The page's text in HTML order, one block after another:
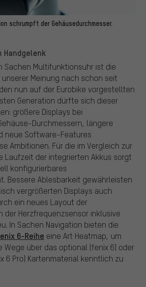
schrumpft der Gehäusedurchmesser.
Handgelenk
Sachen Multifunktionsuhr ist die
Meinung nach schon seit
nun auf der Eurobike vorgestellten
Generation dürfte sich dieser
größere Displays bei
Durchmessern, längere
neue Software-Features
Ambitionen. Für die im Vergleich zur
Laufzeit der integrierten Akkus sorgt
konfigurierbares
Bessere Ablesbarkeit gewährleisten
vergrößerten Displays auch
ein neues Layout der
der Herzfrequenzsensor inklusive
In Sachen Navigation bieten die
6-Reihe eine Art Heatmap, um
Wege über das optional (fenix 6) oder
6 Pro) Kartenmaterial kenntlich zu